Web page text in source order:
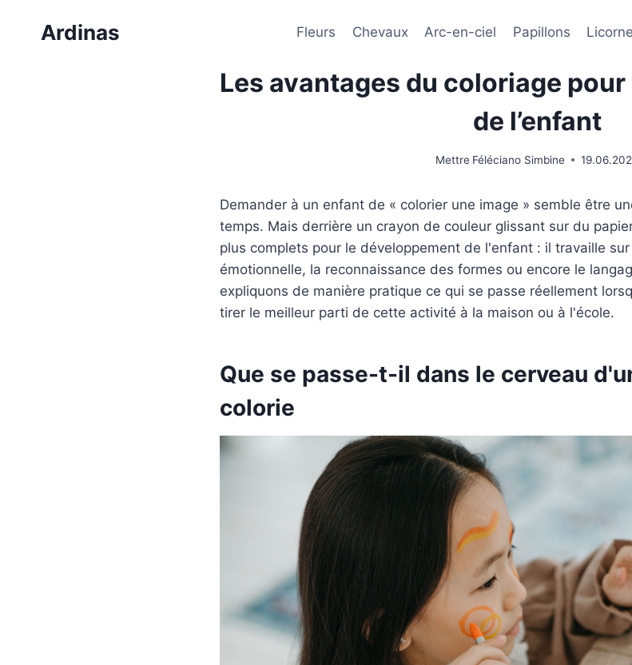
Ardinas Fleurs Chevaux Arc-en-ciel Papillons
Les avantages du coloriage
de l’enfant
Mettre Féléciano Simbine
Demander à un enfant de « colorier une image » semble être
temps. Mais derrière un crayon de couleur glissant sur du
plus complets pour le développement de l'enfant : il travaille
émotionnelle, la reconnaissance des formes ou encore le
expliquons de manière pratique ce qui se passe réellement
tirer le meilleur parti de cette activité à la maison ou à l'école.
Que se passe-t-il dans le cerveau
colorie